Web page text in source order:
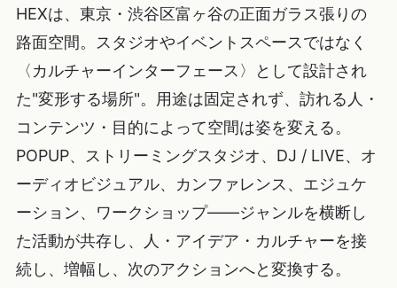
HEXは、東京・渋谷区富ヶ谷の正面ガラス張りの
路面空間。スタジオやイベントスペースではなく
〈カルチャーインターフェース〉として設計され
た"変形する場所"。用途は固定されず、訪れる人・
コンテンツ・目的によって空間は姿を変える。
POPUP、ストリーミングスタジオ、DJ / LIVE、オ
ーディオビジュアル、カンファレンス、エジュケ
ーション、ワークショップ——ジャンルを横断し
た活動が共存し、人・アイデア・カルチャーを接
続し、増幅し、次のアクションへと変換する。